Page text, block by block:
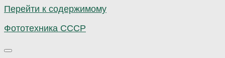
Перейти к содержимому
Фототехника СССР